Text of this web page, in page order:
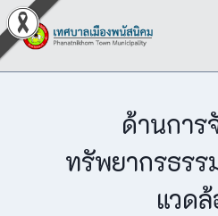
Skip
to
content
ด้านการ
ทรัพยากรธรร
แวด